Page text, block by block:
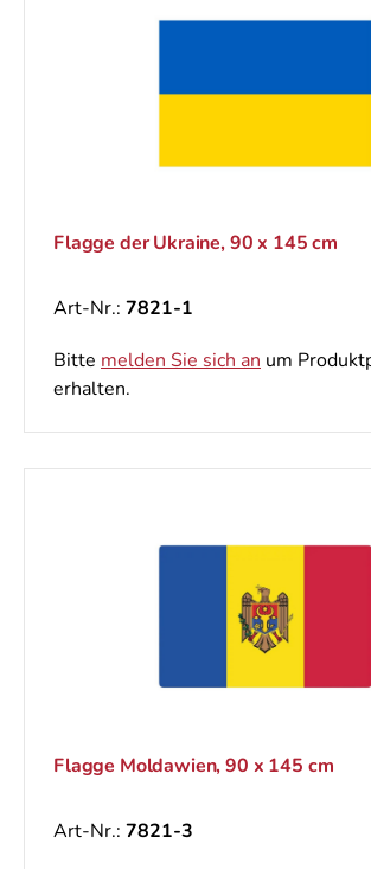
Flagge der Ukraine, 90 x 145 cm
Art-Nr.: 7821-1
Bitte melden Sie sich an um
erhalten.
Flagge Moldawien, 90 x 145 cm
Art-Nr.: 7821-3